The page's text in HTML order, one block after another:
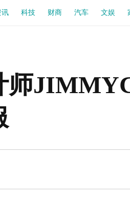
讯 科技 财商 汽车 文娱
师